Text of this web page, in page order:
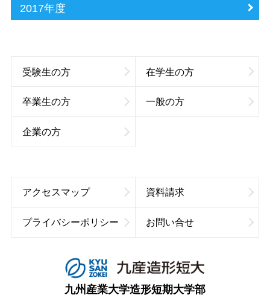
2017年度
受験生の方 在学生の方
卒業生の方 一般の方
企業の方
アクセスマップ 資料請求
プライバシーポリシー お問い合せ
九州産業大学造形短期大学部